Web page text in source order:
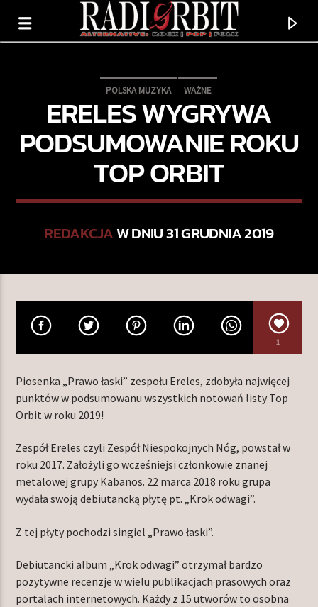
WHITE CROW
TERAZ W RAMÓWCE
CENTRUM WYNALAZKÓW
20:00
NASTĘPNIE W RAMÓWCE
NA MOJEJ ORBICIE
22:00 24:00
Radio Orbit
POLSKA MUZYKA WAŻNE
ERELES WYGRYWA
PODSUMOWANIE ROKU
TOP ORBIT
REDAKCJAW DNIU 31 GRUDNIA 2019
1
Piosenka „Prawo łaski” zespołu Ereles, zdobyła najwięcej
punktów w podsumowanu wszystkich notowań listy Top
Orbit w roku 2019!
Zespół Ereles czyli Zespół Niespokojnych Nóg, powstał w
roku 2017. Założyli go wcześniejsi członkowie znanej
metalowej grupy Kabanos. 22 marca 2018 roku grupa
wydała swoją debiutancką płytę pt. „Krok odwagi”.
Z tej płyty pochodzi singiel „Prawo łaski”.
Debiutancki album „Krok odwagi” otrzymał bardzo
pozytywne recenzje w wielu publikacjach prasowych oraz
portalach internetowych. Każdy z 15 utworów to osobna